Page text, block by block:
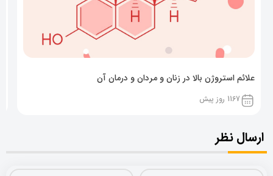
علائم استروژن بالا در زنان و مردان و درمان آن
1167 روز پیش
ارسال نظر